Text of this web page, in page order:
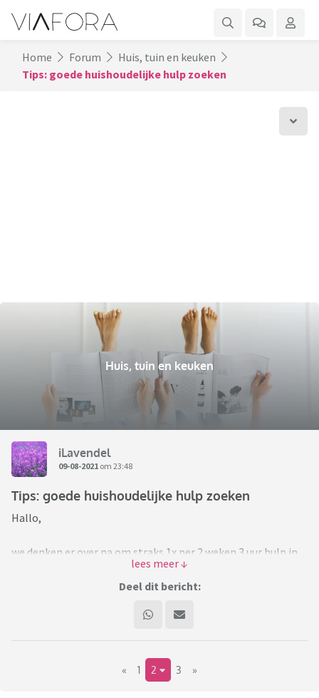
Home Forum
Huis, tuin en keuken
Tips: goede huishoudelijke hulp zoeken
Huis, tuin en keuken
iLavendel
09-08-2021 om 23:48
Tips: goede huishoudelijke hulp zoeken
Hallo,
we denken er over na om straks 1x per 2 weken 3 uur hulp in
de huishouding in te kopen. Mijn man werkt fulltime en ik 28
uur in de week. Ik merk dat even goed de keuken en badkamer
Daarom denken we er over om een huishoudelijk hulp in te
kopen.
Maar ja hoe vindt je die dan? En hoe zorg je ervoor dat je een
Deel dit bericht:
« 1 2 3 »